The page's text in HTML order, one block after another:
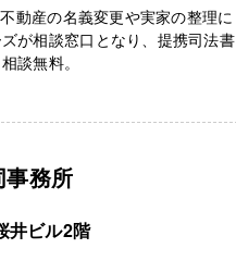
動産の名義変更や実家の整理に
が相談窓口となり、提携司法書
談無料。
務所
井ビル2階